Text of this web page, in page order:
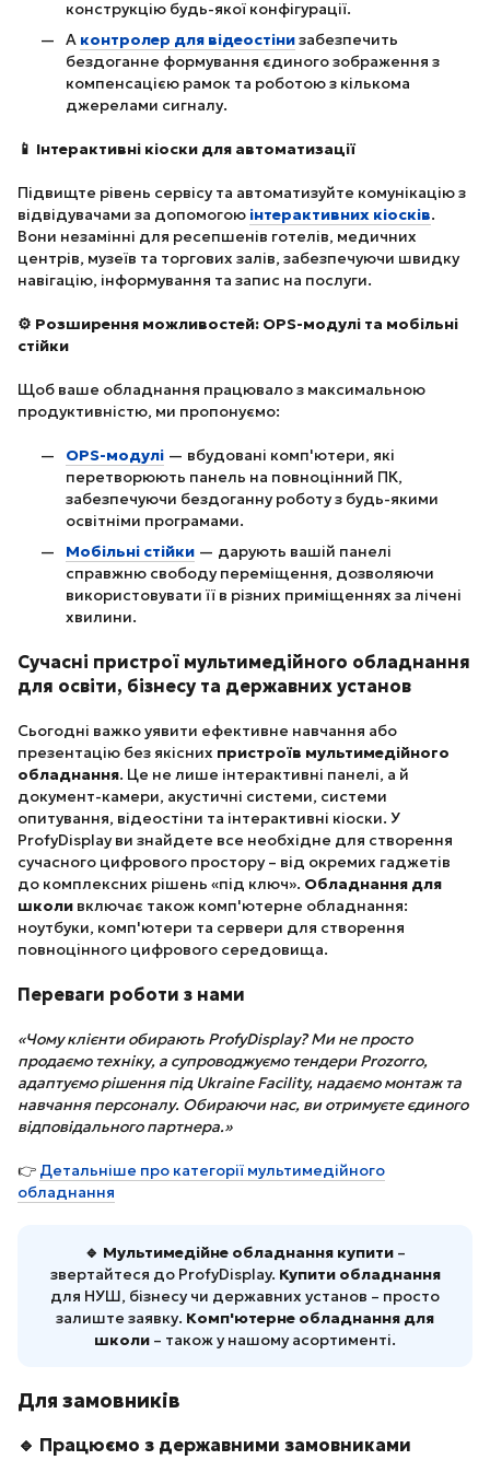
конструкцію будь-якої конфігурації.
А контролер для відеостінизабезпечить
бездоганне формування єдиного зображення з
компенсацією рамок та роботою з кількома
джерелами сигналу.
📱 Інтерактивні кіоски для автоматизації
Підвищте рівень сервісу та автоматизуйте комунікацію з
відвідувачами за допомогою інтерактивних кіосків.
Вони незамінні для ресепшенів готелів, медичних
центрів, музеїв та торгових залів, забезпечуючи швидку
навігацію, інформування та запис на послуги.
⚙️ Розширення можливостей: OPS-модулі та мобільні
стійки
Щоб ваше обладнання працювало з максимальною
продуктивністю, ми пропонуємо:
OPS-модулі — вбудовані комп'ютери, які
перетворюють панель на повноцінний ПК,
забезпечуючи бездоганну роботу з будь-якими
освітніми програмами.
Мобільні стійки — дарують вашій панелі
справжню свободу переміщення, дозволяючи
використовувати її в різних приміщеннях за лічені
хвилини.
Сучасні пристрої мультимедійного обладнання
для освіти, бізнесу та державних установ
Сьогодні важко уявити ефективне навчання або
презентацію без якісних пристроїв мультимедійного
обладнання. Це не лише інтерактивні панелі, а й
документ-камери, акустичні системи, системи
опитування, відеостіни та інтерактивні кіоски. У
ProfyDisplay ви знайдете все необхідне для створення
сучасного цифрового простору – від окремих гаджетів
до комплексних рішень «під ключ». Обладнання для
школи включає також комп'ютерне обладнання:
ноутбуки, комп'ютери та сервери для створення
повноцінного цифрового середовища.
Переваги роботи з нами
«Чому клієнти обирають ProfyDisplay? Ми не просто
продаємо техніку, а супроводжуємо тендери Prozorro,
адаптуємо рішення під Ukraine Facility, надаємо монтаж та
навчання персоналу. Обираючи нас, ви отримуєте єдиного
відповідального партнера.»
👉 Детальніше про категорії мультимедійного
обладнання
🔹 Мультимедійне обладнання купити –
звертайтеся до ProfyDisplay. Купити обладнання
для НУШ, бізнесу чи державних установ – просто
залиште заявку. Комп'ютерне обладнання для
школи – також у нашому асортименті.
Для замовників
🔹 Працюємо з державними замовниками